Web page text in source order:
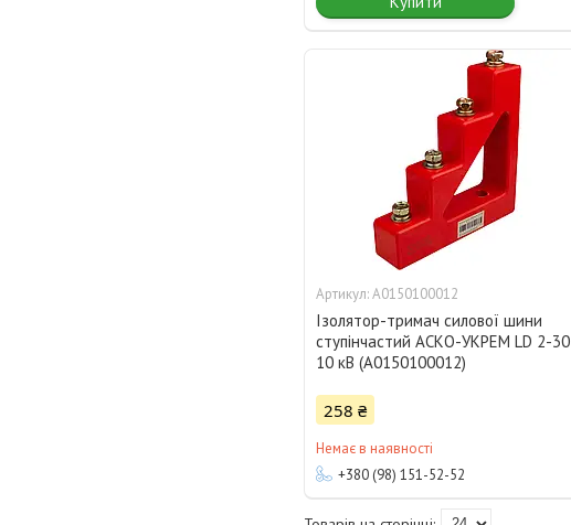
A0150100012
Ізолятор-тримач силової шини
ступінчастий АСКО-УКРЕМ LD 2-30
10 кВ (A0150100012)
258 ₴
Немає в наявності
+380 (98) 151-52-52